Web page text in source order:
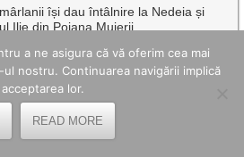
își dau întâlnire la Nedeia și
Ilie din Poiana Muierii
Club pentru absolvenții de 10 ai
Hunedoara
ARTICOLE ȘI PAGINI
a ne asigura că vă oferim cea mai
nostru. Continuarea navigării implică
acceptarea lor.
READ MORE